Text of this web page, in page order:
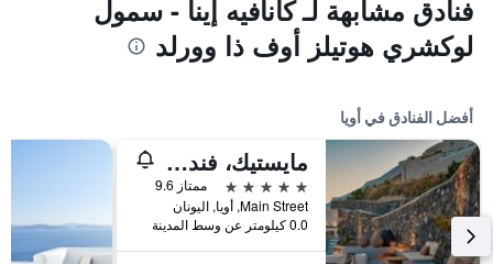
فنادق مشابهة لـ كانافيه إينا - سمول
لوكشري هوتيلز أوف ذا وورلد
أفضل الفنادق في أويا
مايستيك، فندق لكجري كوليكشن، سانتوريني
5 نجوم
ممتاز 9.6
Main Street, أويا, اليونان
0.0 كيلومتر عن وسط المدينة